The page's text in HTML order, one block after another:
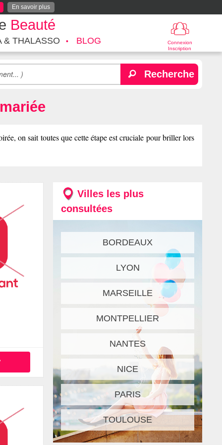
En savoir plus
Beauté
Connexion
Inscription
& THALASSO BLOG
Recherche
on sait toutes que cette étape est cruciale pour briller lors
Villes les plus
consultées
BORDEAUX
LYON
MARSEILLE
MONTPELLIER
NANTES
NICE
PARIS
TOULOUSE